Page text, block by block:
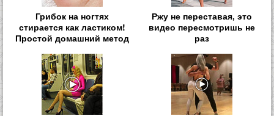
Грибок на ногтях
стирается как ластиком!
Простой домашний метод
Ржу не переставая, это
видео пересмотришь не
раз